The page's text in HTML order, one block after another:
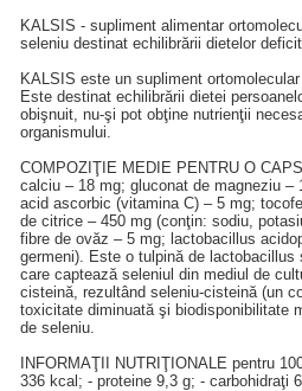
KALSIS - supliment alimentar
seleniu destinat echilibrării dietelor
KALSIS este un supliment
Este destinat echilibrării dietei
obişnuit, nu-şi pot obţine nutrienţii
organismului.
COMPOZIŢIE MEDIE PENTRU O
calciu – 18 mg; gluconat de magneziu –
acid ascorbic (vitamina C) – 5 mg;
de citrice – 450 mg (conţin: sodiu,
fibre de ovăz – 5 mg; lactobacillus
germeni). Este o tulpină de
care captează seleniul din mediul de
cisteină, rezultând seleniu-cisteină (un
toxicitate diminuată şi biodisponibilitate
de seleniu.
INFORMAŢII NUTRIŢIONALE pentru
336 kcal; - proteine 9,3 g; - carbohidraţi